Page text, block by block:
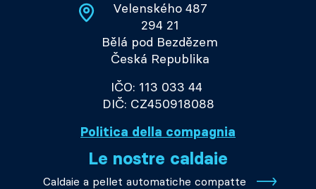
Velenského 487
294 21
Bělá pod Bezdězem
Česká Republika
IČO: 113 033 44
DIČ: CZ450918088
Politica della compagnia
Le nostre caldaie
Caldaie a pellet automatiche compatte